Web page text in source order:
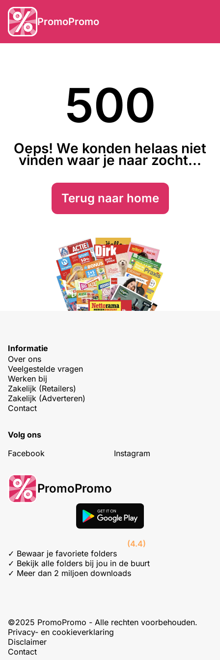
PromoPromo
500
Oeps! We konden helaas niet
vinden waar je naar zocht...
Terug naar home
Informatie
Over ons
Veelgestelde vragen
Werken bij
Zakelijk (Retailers)
Zakelijk (Adverteren)
Contact
Volg ons
Facebook
Instagram
PromoPromo
(4.4)
✓ Bewaar je favoriete folders
✓ Bekijk alle folders bij jou in de buurt
✓ Meer dan 2 miljoen downloads
©2025 PromoPromo - Alle rechten voorbehouden.
Privacy- en cookieverklaring
Disclaimer
Contact